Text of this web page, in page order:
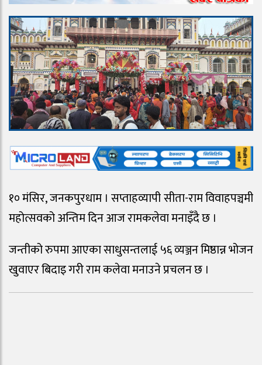
१० मंसिर, जनकपुरधाम । सप्ताहव्यापी सीता-राम विवाहपञ्चमी
महोत्सवको अन्तिम दिन आज रामकलेवा मनाइँदै छ ।
जन्तीको रुपमा आएका साधुसन्तलाई ५६ व्यञ्जन मिष्ठान्न भोजन
खुवाएर बिदाइ गरी राम कलेवा मनाउने प्रचलन छ ।